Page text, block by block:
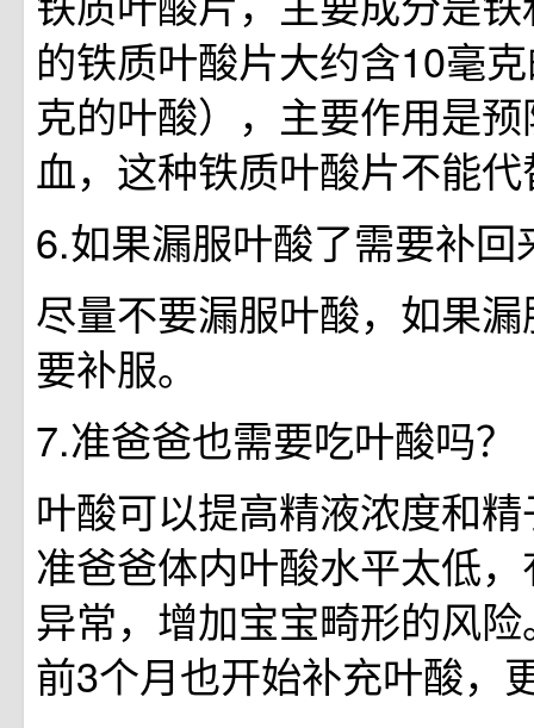
的铁质叶酸片大约含10毫
克的叶酸），主要作用是
血，这种铁质叶酸片不能
6.如果漏服叶酸了需要补回
尽量不要漏服叶酸，如果
要补服。
7.准爸爸也需要吃叶酸吗？
叶酸可以提高精液浓度和
准爸爸体内叶酸水平太低
异常，增加宝宝畸形的风
前3个月也开始补充叶酸，